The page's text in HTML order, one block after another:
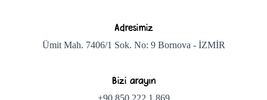
Adresimiz
Ümit Mah. 7406/1 Sok. No: 9 Bornova - İZMİR
Bizi arayın
+90 850 222 1 869